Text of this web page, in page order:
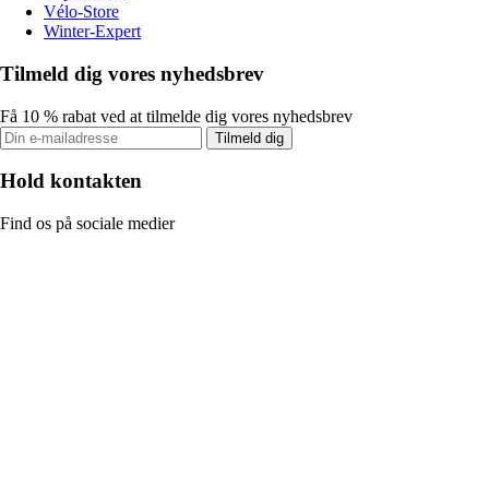
Vélo-Store
Winter-Expert
Tilmeld dig vores nyhedsbrev
Få 10 % rabat ved at tilmelde dig vores nyhedsbrev
Tilmeld dig
Hold kontakten
Find os på sociale medier